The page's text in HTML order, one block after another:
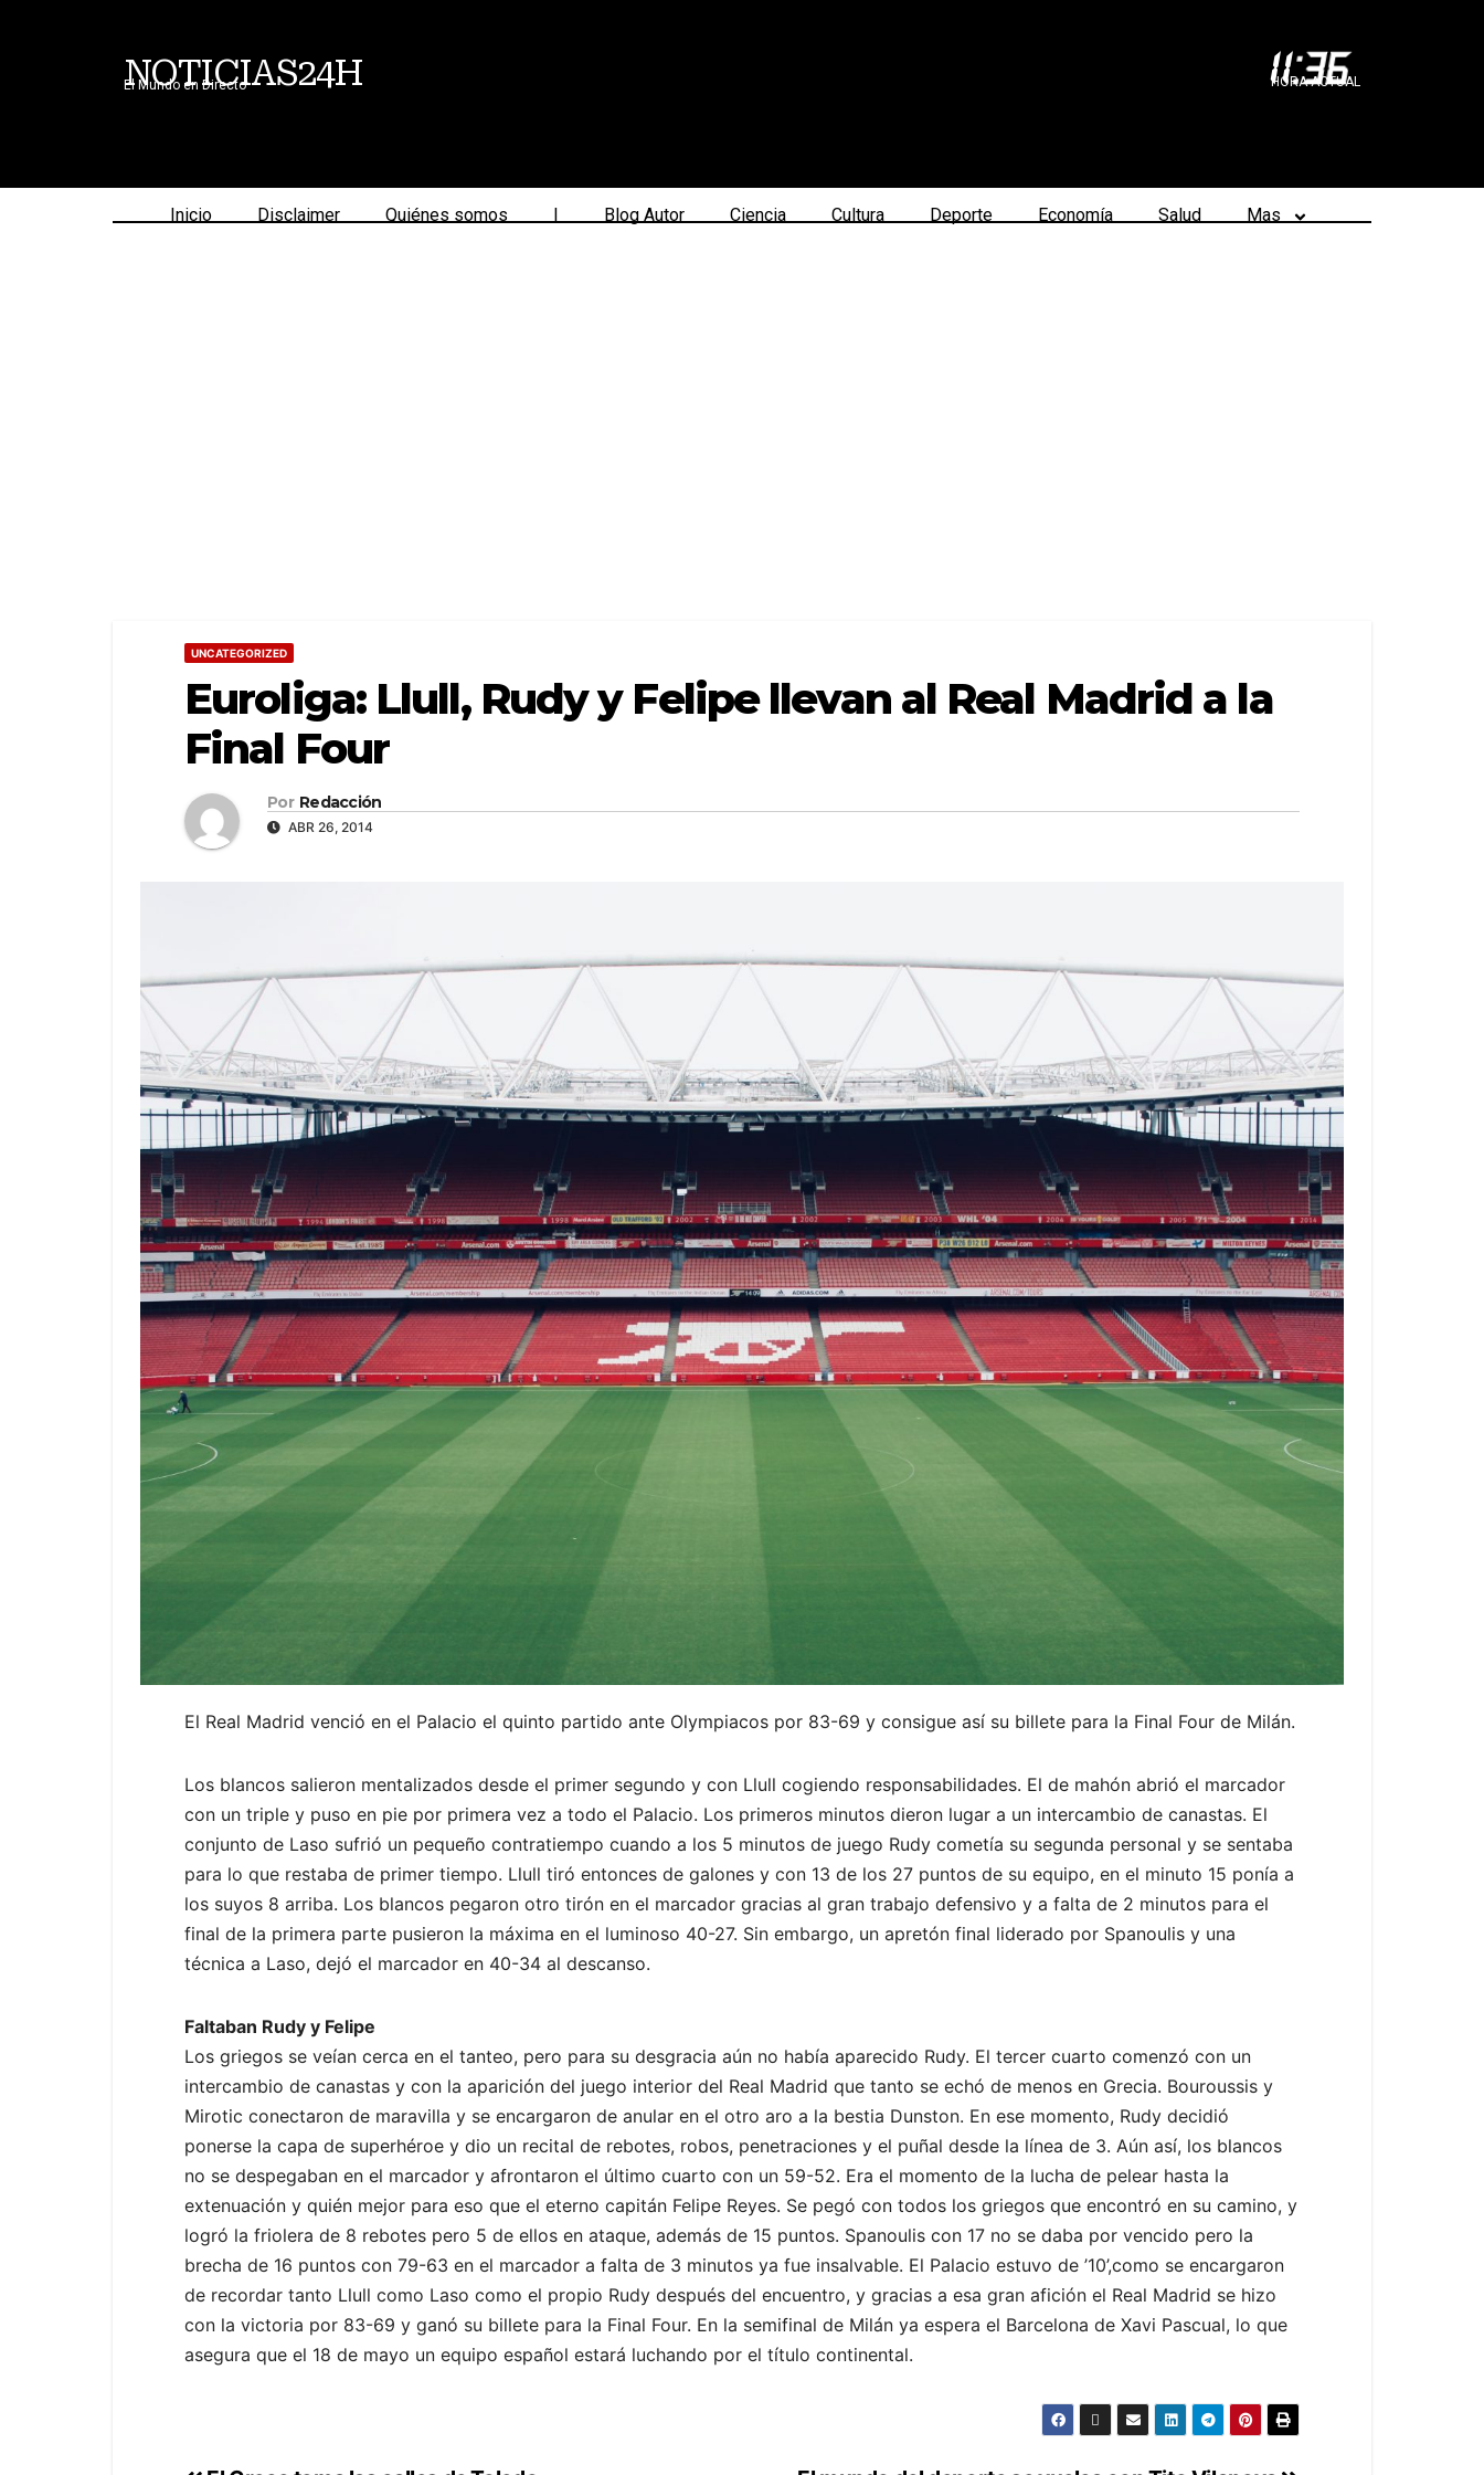
NOTICIAS24H
El Mundo en Directo 11:36
HORA ACTUAL
Inicio Disclaimer Quiénes somos | Blog Autor Ciencia Cultura Deporte Economía Salud Mas
UNCATEGORIZED
Euroliga: Llull, Rudy y Felipe llevan al Real Madrid a la
Final Four
Por Redacción
ABR 26, 2014
El Real Madrid venció en el Palacio el quinto partido ante Olympiacos por 83-69 y consigue así su billete para la Final Four de Milán.
Los blancos salieron mentalizados desde el primer segundo y con Llull cogiendo responsabilidades. El de mahón abrió el marcador
con un triple y puso en pie por primera vez a todo el Palacio. Los primeros minutos dieron lugar a un intercambio de canastas. El
conjunto de Laso sufrió un pequeño contratiempo cuando a los 5 minutos de juego Rudy cometía su segunda personal y se sentaba
para lo que restaba de primer tiempo. Llull tiró entonces de galones y con 13 de los 27 puntos de su equipo, en el minuto 15 ponía a
los suyos 8 arriba. Los blancos pegaron otro tirón en el marcador gracias al gran trabajo defensivo y a falta de 2 minutos para el
final de la primera parte pusieron la máxima en el luminoso 40-27. Sin embargo, un apretón final liderado por Spanoulis y una
técnica a Laso, dejó el marcador en 40-34 al descanso.
Faltaban Rudy y Felipe
Los griegos se veían cerca en el tanteo, pero para su desgracia aún no había aparecido Rudy. El tercer cuarto comenzó con un
intercambio de canastas y con la aparición del juego interior del Real Madrid que tanto se echó de menos en Grecia. Bouroussis y
Mirotic conectaron de maravilla y se encargaron de anular en el otro aro a la bestia Dunston. En ese momento, Rudy decidió
ponerse la capa de superhéroe y dio un recital de rebotes, robos, penetraciones y el puñal desde la línea de 3. Aún así, los blancos
no se despegaban en el marcador y afrontaron el último cuarto con un 59-52. Era el momento de la lucha de pelear hasta la
extenuación y quién mejor para eso que el eterno capitán Felipe Reyes. Se pegó con todos los griegos que encontró en su camino, y
logró la friolera de 8 rebotes pero 5 de ellos en ataque, además de 15 puntos. Spanoulis con 17 no se daba por vencido pero la
brecha de 16 puntos con 79-63 en el marcador a falta de 3 minutos ya fue insalvable. El Palacio estuvo de ’10’,como se encargaron
de recordar tanto Llull como Laso como el propio Rudy después del encuentro, y gracias a esa gran afición el Real Madrid se hizo
con la victoria por 83-69 y ganó su billete para la Final Four. En la semifinal de Milán ya espera el Barcelona de Xavi Pascual, lo que
asegura que el 18 de mayo un equipo español estará luchando por el título continental.